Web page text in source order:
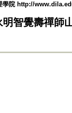
學院 http://
智覺壽禪師